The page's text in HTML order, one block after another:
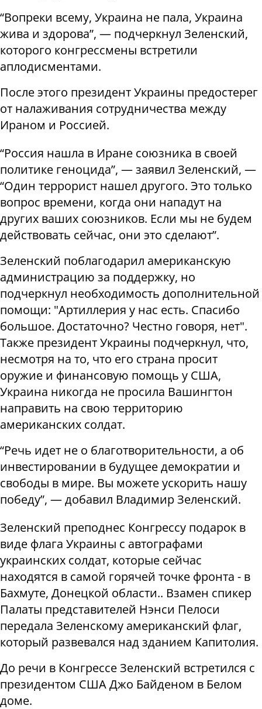
“Вопреки всему, Украина не пала, Украина
жива и здорова”, — подчеркнул Зеленский,
которого конгрессмены встретили
аплодисментами.
После этого президент Украины предостерег
от налаживания сотрудничества между
Ираном и Россией.
“Россия нашла в Иране союзника в своей
политике геноцида”, — заявил Зеленский, —
“Один террорист нашел другого. Это только
вопрос времени, когда они нападут на
других ваших союзников. Если мы не будем
действовать сейчас, они это сделают”.
Зеленский поблагодарил американскую
администрацию за поддержку, но
подчеркнул необходимость дополнительной
помощи: "Артиллерия у нас есть. Спасибо
большое. Достаточно? Честно говоря, нет".
Также президент Украины подчеркнул, что,
несмотря на то, что его страна просит
оружие и финансовую помощь у США,
Украина никогда не просила Вашингтон
направить на свою территорию
американских солдат.
“Речь идет не о благотворительности, а об
инвестировании в будущее демократии и
свободы в мире. Вы можете ускорить нашу
победу”, — добавил Владимир Зеленский.
Зеленский преподнес Конгрессу подарок в
виде флага Украины с автографами
украинских солдат, которые сейчас
находятся в самой горячей точке фронта - в
Бахмуте, Донецкой области.. Взамен спикер
Палаты представителей Нэнси Пелоси
передала Зеленскому американский флаг,
который развевался над зданием Капитолия.
До речи в Конгрессе Зеленский встретился с
президентом США Джо Байденом в Белом
доме.